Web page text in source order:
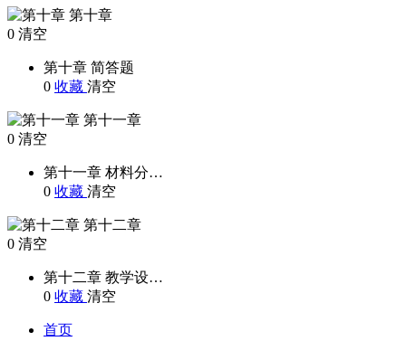
第十章
0 清空
第十章 简答题
0 收藏 清空
第十一章
0 清空
第十一章 材料分…
0 收藏 清空
第十二章
0 清空
第十二章 教学设…
0 收藏 清空
首页